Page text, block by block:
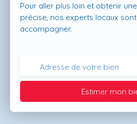
Pour aller plus loin et obtenir
précise, nos experts locaux
accompagner.
Adresse de votre bien
Estimer mon